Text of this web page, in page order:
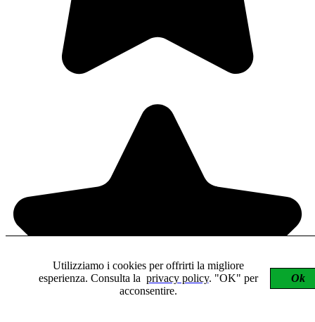
Utilizziamo i cookies per offrirti la migliore
esperienza. Consulta la privacy policy. "OK" per
acconsentire.
Ok